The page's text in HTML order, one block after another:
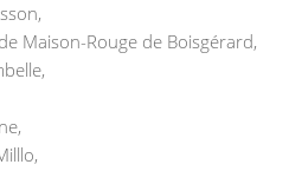
Maison-Rouge de Boisgérard,